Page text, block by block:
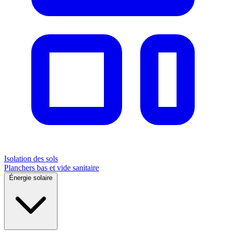
Isolation des sols
Planchers bas et vide sanitaire